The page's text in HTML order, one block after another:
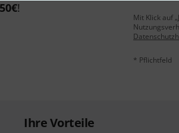
50€!
Mit Klick auf
* Pflichtfeld
Ihre Vorteile